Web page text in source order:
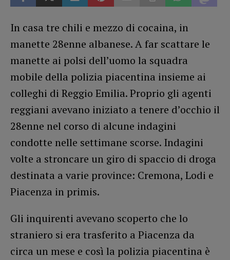
In casa tre chili e mezzo di cocaina, in
manette 28enne albanese. A far scattare le
manette ai polsi dell’uomo la squadra
mobile della polizia piacentina insieme ai
colleghi di Reggio Emilia. Proprio gli agenti
reggiani avevano iniziato a tenere d’occhio il
28enne nel corso di alcune indagini
condotte nelle settimane scorse. Indagini
volte a stroncare un giro di spaccio di droga
destinata a varie province: Cremona, Lodi e
Piacenza in primis.
Gli inquirenti avevano scoperto che lo
straniero si era trasferito a Piacenza da
circa un mese e così la polizia piacentina è